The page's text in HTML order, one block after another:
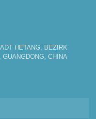
HETANG, BEZIRK
CHINA